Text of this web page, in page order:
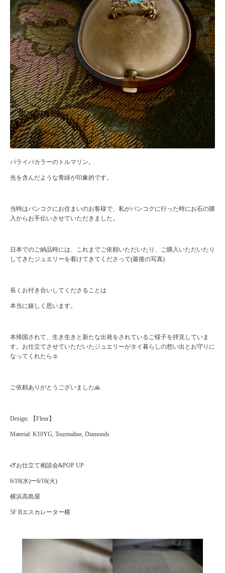
パライバカラーのトルマリン。
光を含んだような青緑が印象的です。
当時はバンコクにお住まいのお客様で、私がバンコクに行った時にお石の購
入からお手伝いさせていただきました。
日本でのご納品時には、これまでご依頼いただいたり、ご購入いただいたり
してきたジュエリーを着けてきてくださって(最後の写真)
長くお付き合いしてくださることは
本当に嬉しく思います。
本帰国されて、生き生きと新たな出発をされているご様子を拝見していま
す。お仕立てさせていただいたジュエリーがタイ暮らしの想い出とお守りに
なってくれたら☺️
ご依頼ありがとうございました🙏
Design: 【Fleur】
Material: K10YG, Tourmaline, Diamonds
🫏お仕立て相談会&POP UP
6/10(水)ー6/16(火)
横浜高島屋
5F Bエスカレーター横